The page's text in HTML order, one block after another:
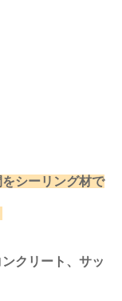
シーリング材で
クリート、サッ